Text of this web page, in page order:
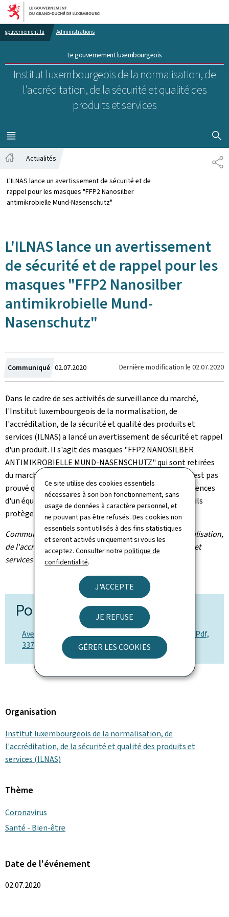
Ce site utilise des cookies essentiels
nécessaires à son bon fonctionnement, sans
usage de données à caractère personnel, et
ne pouvant pas être refusés. Des cookies non
essentiels sont utilisés à des fins statistiques
et seront activés uniquement si vous les
acceptez. Consulter notrepolitique de
confidentialité.
J'ACCEPTE
JE REFUSE
GÉRER LES COOKIES
Aller au menu principal
Aller au contenu
gouvernement.lu Administrations
Le gouvernement luxembourgeois
Institut luxembourgeois de la normalisation, de
l'accréditation, de la sécurité et qualité des
produits et services
MENU
PRINCIPAL
Actualités
L'ILNAS lance un avertissement de sécurité et de
rappel pour les masques "FFP2 Nanosilber
antimikrobielle Mund-Nasenschutz"
L'ILNAS lance un avertissement
de sécurité et de rappel pour les
masques "FFP2 Nanosilber
antimikrobielle Mund-
Nasenschutz"
Communiqué Crée
le
02.07.2020 Dernière modification le 02.07.2020
Dans le cadre de ses activités de surveillance du marché,
l'Institut luxembourgeois de la normalisation, de
l'accréditation, de la sécurité et qualité des produits et
services (ILNAS) a lancé un avertissement de sécurité et rappel
d'un produit. Il s'agit des masques "FFP2 NANOSILBER
ANTIMIKROBIELLE MUND-NASENSCHUTZ" qui sont retirées
du marché et rappelées auprès du consommateur. Il n'est pas
prouvé que les masques de ce type remplissent les exigences
d'un équipement de protection individuelle FFP2 et qu'ils
protègent contre les virus.
Communiqué par l'Institut luxembourgeois de la normalisation,
de l'accréditation, de la sécurité et qualité des produits et
services
Pour en savoir plus
Avertissement de sécurité et rappel d'un produit (Pdf,
337 Ko)
Organisation
Institut luxembourgeois de la normalisation, de
l'accréditation, de la sécurité et qualité des produits et
services (ILNAS)
Thème
Coronavirus
Santé - Bien-être
Date de l'événement
02.07.2020